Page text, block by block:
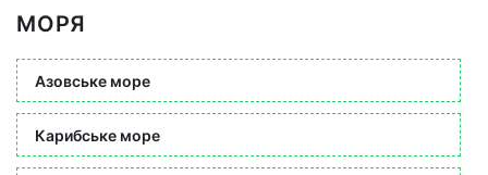
МОРЯ
Азовське море
Карибське море